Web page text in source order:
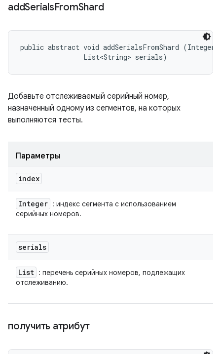
addSerialsFromShard
public abstract void addSerialsFromShard
                List<String> serials)
Добавьте отслеживаемый серийный номер,
назначенный одному из сегментов, на которых
выполняются тесты.
Параметры
index
Integer : индекс сегмента с использованием
серийных номеров.
serials
List : перечень серийных номеров, подлежащих
отслеживанию.
получить атрибут